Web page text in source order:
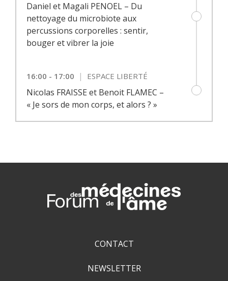
Daniel et Magali PENOEL – Du
nettoyage du microbiote aux
percussions corporelles : sentir,
bouger et vibrer la joie
16:00 - 17:00 | ESPACE LIBERTÉ
Nicolas FRAISSE et Benoit FLAMEC –
« Je sors de mon corps, et alors ? »
CONTACT
NEWSLETTER